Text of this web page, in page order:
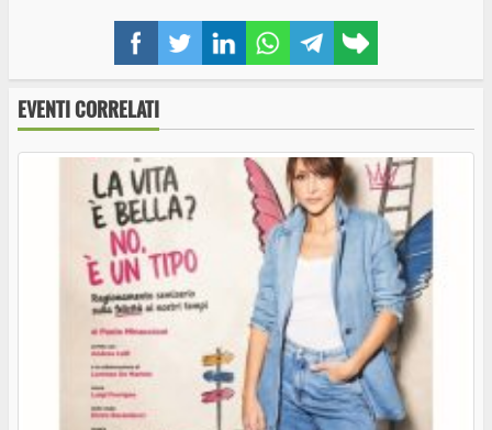
FacebookTwitterLinkedInWhatsAppTelegram
link
EVENTI CORRELATI
Nuove visite guidate alla Necropoli di Tuscania
“Rasna” conferenza sugli etruschi venerdì 24
aprile